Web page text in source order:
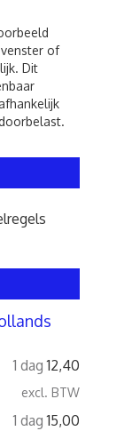
of
Dit
1 dag 12,40
excl. BTW
1 dag 15,00